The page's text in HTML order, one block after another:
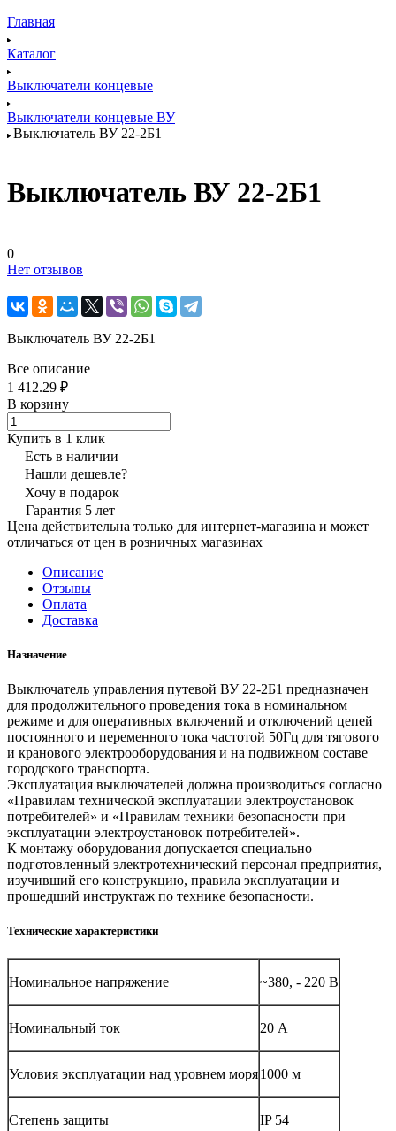
Главная
Каталог
Выключатели концевые
Выключатели концевые ВУ
Выключатель ВУ 22-2Б1
Выключатель ВУ 22-2Б1
0
Нет отзывов
Выключатель ВУ 22-2Б1
Все описание
1 412.29 ₽
В корзину
Купить в 1 клик
Есть в наличии
Нашли дешевле?
Хочу в подарок
Гарантия 5 лет
Цена действительна только для интернет-магазина и может
отличаться от цен в розничных магазинах
Описание
Отзывы
Оплата
Доставка
Назначение
Выключатель управления путевой ВУ 22-2Б1 предназначен
для продолжительного проведения тока в номинальном
режиме и для оперативных включений и отключений цепей
постоянного и переменного тока частотой 50Гц для тягового
и кранового электрооборудования и на подвижном составе
городского транспорта.
Эксплуатация выключателей должна производиться согласно
«Правилам технической эксплуатации электроустановок
потребителей» и «Правилам техники безопасности при
эксплуатации электроустановок потребителей».
К монтажу оборудования допускается специально
подготовленный электротехнический персонал предприятия,
изучивший его конструкцию, правила эксплуатации и
прошедший инструктаж по технике безопасности.
Технические характеристики
Номинальное напряжение ~380, - 220 В
Номинальный ток 20 А
Условия эксплуатации над уровнем моря1000 м
Степень защиты IP 54